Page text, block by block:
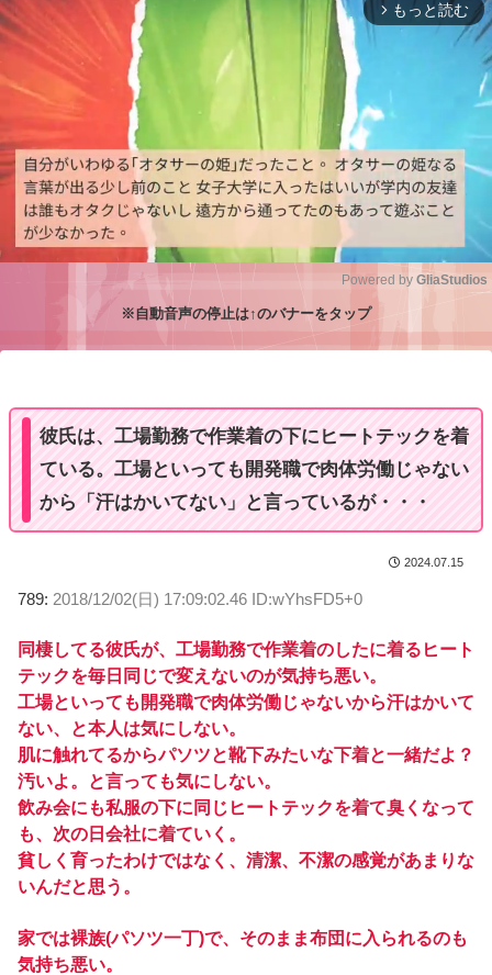
arrow_forward_ios もっと読む
Powered by GliaStudios
※自動音声の停止は↑のバナーをタップ
彼氏は、工場勤務で作業着の下にヒートテックを着
ている。工場といっても開発職で肉体労働じゃない
から「汗はかいてない」と言っているが・・・
2024.07.15
789: 2018/12/02(日) 17:09:02.46 ID:wYhsFD5+0
同棲してる彼氏が、工場勤務で作業着のしたに着るヒート
テックを毎日同じで変えないのが気持ち悪い。
工場といっても開発職で肉体労働じゃないから汗はかいて
ない、と本人は気にしない。
肌に触れてるからパソツと靴下みたいな下着と一緒だよ？
汚いよ。と言っても気にしない。
飲み会にも私服の下に同じヒートテックを着て臭くなって
も、次の日会社に着ていく。
貧しく育ったわけではなく、清潔、不潔の感覚があまりな
いんだと思う。
家では裸族(パソツ一丁)で、そのまま布団に入られるのも
気持ち悪い。